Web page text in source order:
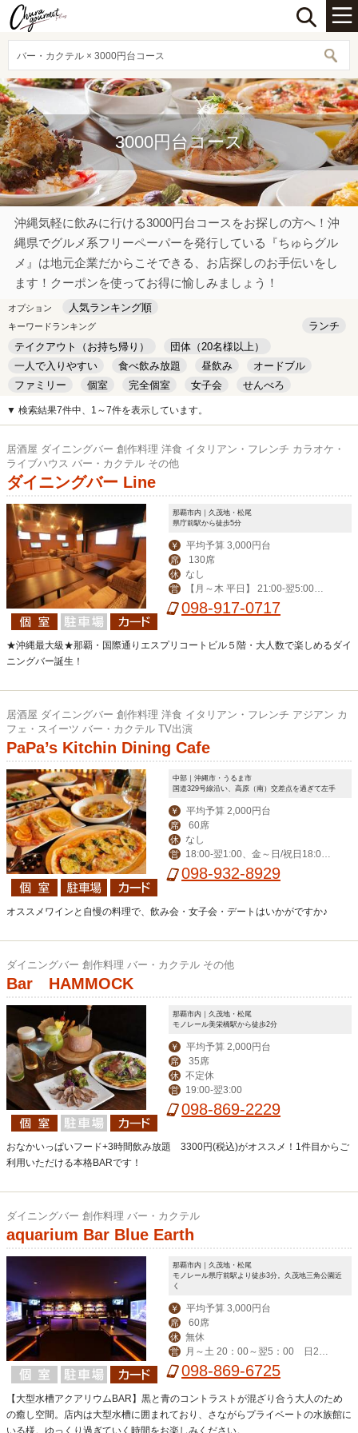
バー・カクテル × 3000円台コース
3000円台コース
沖縄気軽に飲みに行ける3000円台コースをお探しの方へ！沖
縄県でグルメ系フリーペーパーを発行している『ちゅらグル
メ』は地元企業だからこそできる、お店探しのお手伝いをし
ます！クーポンを使ってお得に愉しみましょう！
オプション 人気ランキング順
キーワードランキング
ランチ
テイクアウト（お持ち帰り）
団体（20名様以上）
一人で入りやすい
食べ飲み放題 昼飲み
オードブル
ファミリー
個室 完全個室 女子会
せんべろ
キッズルーム
安い デート
▼ 検索結果7件中、1～7件を表示しています。
居酒屋 ダイニングバー 創作料理 洋食 イタリアン・フレンチ カラオケ・
ライブハウス バー・カクテル その他
ダイニングバー Line
那覇市内｜久茂地・松尾
県庁前駅から徒歩5分
￥ 平均予算 3,000円台
席 130席
休 なし
営
【月～木 平日】 21:00-翌5:00
【その他】19:00-翌6:00
098-917-0717
★沖縄最大級★那覇・国際通りエスプリコートビル５階・大人数で楽しめるダイ
ニングバー誕生！
居酒屋 ダイニングバー 創作料理 洋食 イタリアン・フレンチ アジアン カ
フェ・スイーツ バー・カクテル TV出演
PaPa’s Kitchin Dining Cafe
中部｜沖縄市・うるま市
国道329号線沿い、高原（南）交差点を過ぎて左手
￥ 平均予算 2,000円台
席 60席
休 なし
営
18:00‐翌1:00、金～日/祝日18:00-
翌2:00
098-932-8929
オススメワインと自慢の料理で、飲み会・女子会・デートはいかがですか♪
ダイニングバー 創作料理 バー・カクテル その他
Bar HAMMOCK
那覇市内｜久茂地・松尾
モノレール美栄橋駅から徒歩2分
￥ 平均予算 2,000円台
席 35席
休 不定休
営 19:00-翌3:00
098-869-2229
おなかいっぱいフード+3時間飲み放題 3300円(税込)がオススメ！1件目からご
利用いただける本格BARです！
ダイニングバー 創作料理 バー・カクテル
aquarium Bar Blue Earth
那覇市内｜久茂地・松尾
モノレール県庁前駅より徒歩3分。久茂地三角公園近
く
￥ 平均予算 3,000円台
席 60席
休 無休
営
月～土 20：00～翌5：00 日2
0：00～翌3：00
098-869-6725
【大型水槽アクアリウムBAR】黒と青のコントラストが混ざり合う大人のため
の癒し空間。店内は大型水槽に囲まれており、さながらプライベートの水族館に
いる様。ゆっくり過ぎていく時間をお楽しみください。